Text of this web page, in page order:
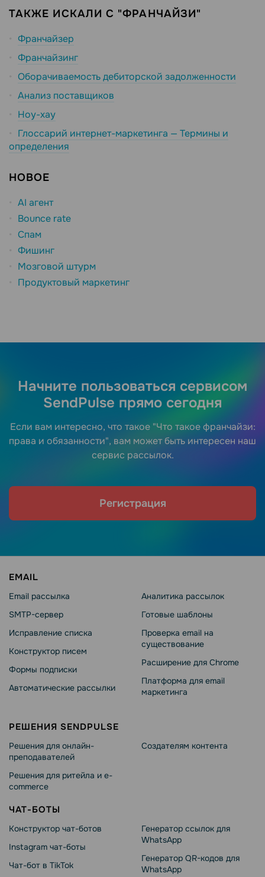
ТАКЖЕ ИСКАЛИ С "ФРАНЧАЙЗИ"
Франчайзер
Франчайзинг
Оборачиваемость дебиторской задолженности
Анализ поставщиков
Ноу-хау
Глоссарий интернет-маркетинга — Термины и
определения
НОВОЕ
AI агент
Bounce rate
Спам
Фишинг
Мозговой штурм
Продуктовый маркетинг
Начните пользоваться сервисом
SendPulse прямо сегодня
Если вам интересно, что такое "Что такое франчайзи:
права и обязанности", вам может быть интересен наш
сервис рассылок.
Регистрация
EMAIL
Email рассылка
SMTP-сервер
Исправление списка
Конструктор писем
Формы подписки
Автоматические рассылки
Аналитика рассылок
Готовые шаблоны
Проверка email на
существование
Расширение для Chrome
Платформа для email
маркетинга
РЕШЕНИЯ SENDPULSE
Решения для онлайн-
преподавателей
Решения для ритейла и e-
commerce
Создателям контента
ЧАТ-БОТЫ
Конструктор чат-ботов
Instagram чат-боты
Чат-бот в TikTok
Генератор ссылок для
WhatsApp
Генератор QR-кодов для
WhatsApp